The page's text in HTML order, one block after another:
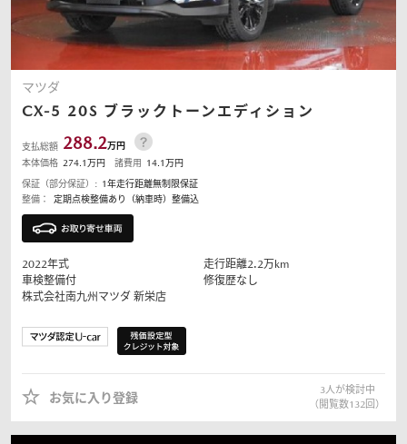
マツダ
CX-5 20S ブラックトーンエディション
支払総額 288.2万円
本体価格 274.1万円 諸費用 14.1万円
保証（部分保証）: 1年走行距離無制限保証
整備：
定期点検整備あり（納車時）整備込
2022年式 走行距離2.2万km
車検整備付
修復歴なし
株式会社南九州マツダ 新栄店
お気に入り登録
3人が検討中
（閲覧数132回）